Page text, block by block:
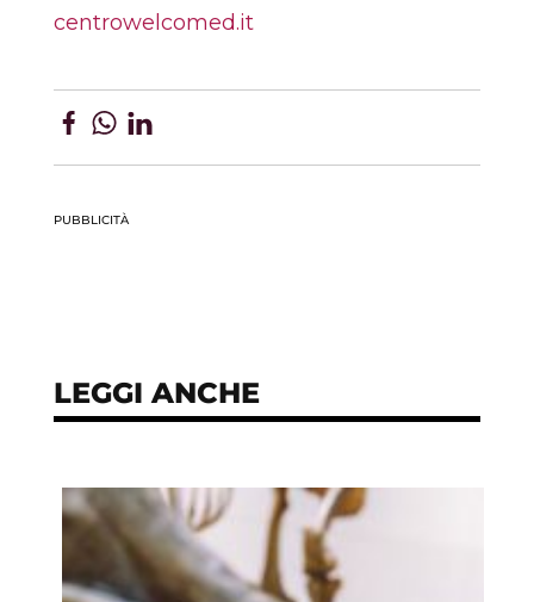
centrowelcomed.it
PUBBLICITÀ
LEGGI ANCHE